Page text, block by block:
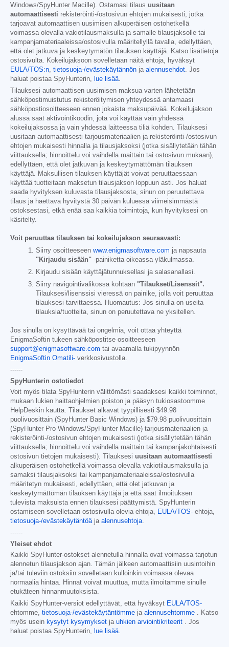
Windows/SpyHunter Macille). Ostamasi tilaus uusitaan
automaattisesti rekisteröinti-/ostosivun ehtojen mukaisesti, jotka
tarjoavat automaattisen uusimisen alkuperäisen ostohetkellä
voimassa olevalla vakiotilausmaksulla ja samalle tilausjaksolle tai
kampanjamateriaaleissa/ostosivulla määritellyllä tavalla, edellyttäen,
että olet jatkuva ja keskeytymätön tilauksen käyttäjä. Katso lisätietoja
ostosivulta. Kokeilujaksoon sovelletaan näitä ehtoja, hyväksyt
EULA/TOS:n tietosuoja-/evästekäytännön ja alennusehdot . Jos
haluat poistaa SpyHunterin,
lue lisää
Tilauksesi automaattisen uusimisen maksua varten lähetetään
sähköpostimuistutus rekisteröitymisen yhteydessä antamaasi
sähköpostiosoitteeseen ennen jokaista maksupäivää. Kokeilujakson
alussa saat aktivointikoodin, jota voi käyttää vain yhdessä
kokeilujaksossa ja vain yhdessä laitteessa tiliä kohden. Tilauksesi
uusitaan automaattisesti tarjousmateriaalien ja rekisteröinti-/ostosivun
ehtojen mukaisesti hinnalla ja tilausjaksoksi (jotka sisällytetään tähän
viittauksella; hinnoittelu voi vaihdella maittain tai ostosivun mukaan),
edellyttäen, että olet jatkuvan ja keskeytymättömän tilauksen
käyttäjä. Maksullisen tilauksen käyttäjät voivat peruuttaessaan
käyttää tuotteitaan maksetun tilausjakson loppuun asti. Jos haluat
saada hyvityksen kuluvasta tilausjaksosta, sinun on peruutettava
tilaus ja haettava hyvitystä 30 päivän kuluessa viimeisimmästä
ostoksestasi, etkä enää saa kaikkia toimintoja, kun hyvityksesi on
käsitelty.
Voit peruuttaa tilauksen tai kokeilujakson seuraavasti:
Siirry osoitteeseen www.enigmasoftware.com ja napsauta
"Kirjaudu sisään" -painiketta oikeassa yläkulmassa.
Kirjaudu sisään käyttäjätunnuksellasi ja salasanallasi.
Siirry navigointivalikossa kohtaan "Tilaukset/Lisenssit".
Tilauksesi/lisenssisi vieressä on painike, jolla voit peruuttaa
tilauksesi tarvittaessa. Huomautus: Jos sinulla on useita
tilauksia/tuotteita, sinun on peruutettava ne yksitellen.
Jos sinulla on kysyttävää tai ongelmia, voit ottaa yhteyttä
EnigmaSoftin tukeen sähköpostitse osoitteeseen
support@enigmasoftware.com tai avaamalla tukipyynnön
EnigmaSoftin Omatili- verkkosivustolla.
------
SpyHunterin ostotiedot
Voit myös tilata SpyHunterin välittömästi saadaksesi kaikki toiminnot,
mukaan lukien haittaohjelmien poiston ja pääsyn tukiosastoomme
HelpDeskin kautta. Tilaukset alkavat tyypillisesti $49.98
puolivuosittain (SpyHunter Basic Windows) ja $79.98 puolivuosittain
(SpyHunter Pro Windows/SpyHunter Macille) tarjousmateriaalien ja
rekisteröinti-/ostosivun ehtojen mukaisesti (jotka sisällytetään tähän
viittauksella; hinnoittelu voi vaihdella maittain tai kampanjakohtaisesti
ostosivun tietojen mukaisesti). Tilauksesi uusitaan automaattisesti
alkuperäisen ostohetkellä voimassa olevalla vakiotilausmaksulla ja
samaksi tilausjaksoksi tai kampanjamateriaaleissa/ostosivulla
määritetyn mukaisesti, edellyttäen, että olet jatkuvan ja
keskeytymättömän tilauksen käyttäjä ja että saat ilmoituksen
tulevista maksuista ennen tilauksesi päättymistä. SpyHunterin
ostamiseen sovelletaan ostosivulla olevia ehtoja, EULA/TOS- ehtoja,
tietosuoja-/evästekäytäntöäja alennusehtoja.
------
Yleiset ehdot
Kaikki SpyHunter-ostokset alennetulla hinnalla ovat voimassa tarjotun
alennetun tilausjakson ajan. Tämän jälkeen automaattisiin uusintoihin
ja/tai tuleviin ostoksiin sovelletaan kulloinkin voimassa olevaa
normaalia hintaa. Hinnat voivat muuttua, mutta ilmoitamme sinulle
etukäteen hinnanmuutoksista.
Kaikki SpyHunter-versiot edellyttävät, että hyväksyt EULA/TOS-
ehtomme, tietosuoja-/evästekäytäntömme ja alennusehtomme . Katso
myös usein kysytyt kysymykset ja uhkien arviointikriteerit . Jos
haluat poistaa SpyHunterin, lue lisää.